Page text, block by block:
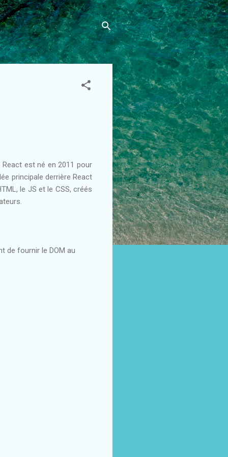
est né en 2011 pour
principale derrière React
le JS et le CSS, créés
de fournir le DOM au